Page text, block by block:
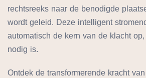
rechtsreeks naar de benodigde
wordt geleid. Deze intelligent
automatisch de kern van de klacht
nodig is.
Ontdek de transformerende kracht